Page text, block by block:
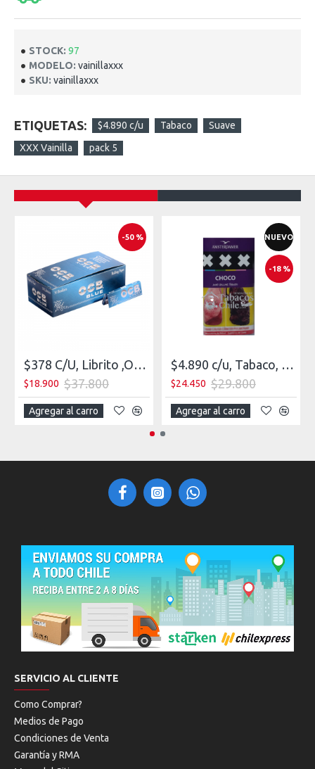
STOCK: 97
MODELO: vainillaxxx
SKU: vainillaxxx
ETIQUETAS: $4.890 c/u Tabaco
Suave
XXX Vainilla
pack 5
-50 %
$378 C/U, Librito ,OCB XPERT 1 (7 mm), venta x caja de 50 libritos
$18.900 $37.800
Agregar al carro
NUEVO
-18 %
$4.890 c/u, Tabaco, Suave, XXX Chocolate, pack 5
$24.450 $29.800
Agregar al carro
SERVICIO AL CLIENTE
Como Comprar?
Medios de Pago
Condiciones de Venta
Garantía y RMA